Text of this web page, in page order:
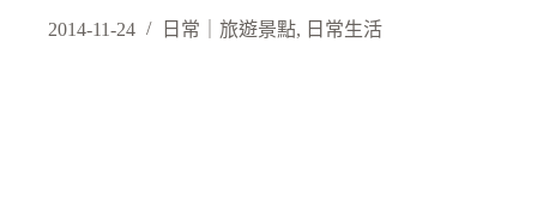
2014-11-24 日常｜旅遊景點, 日常生活